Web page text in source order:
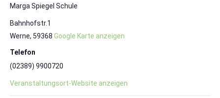
Marga Spiegel Schule
Bahnhofstr.1
Werne, 59368 Google Karte anzeigen
Telefon
(02389) 9900720
Veranstaltungsort-Website anzeigen